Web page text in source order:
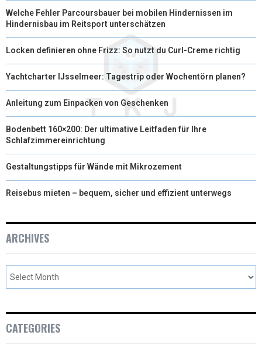
Welche Fehler Parcoursbauer bei mobilen Hindernissen im
Hindernisbau im Reitsport unterschätzen
Locken definieren ohne Frizz: So nutzt du Curl-Creme richtig
Yachtcharter IJsselmeer: Tagestrip oder Wochentörn planen?
Anleitung zum Einpacken von Geschenken
Bodenbett 160×200: Der ultimative Leitfaden für Ihre
Schlafzimmereinrichtung
Gestaltungstipps für Wände mit Mikrozement
Reisebus mieten – bequem, sicher und effizient unterwegs
ARCHIVES
CATEGORIES